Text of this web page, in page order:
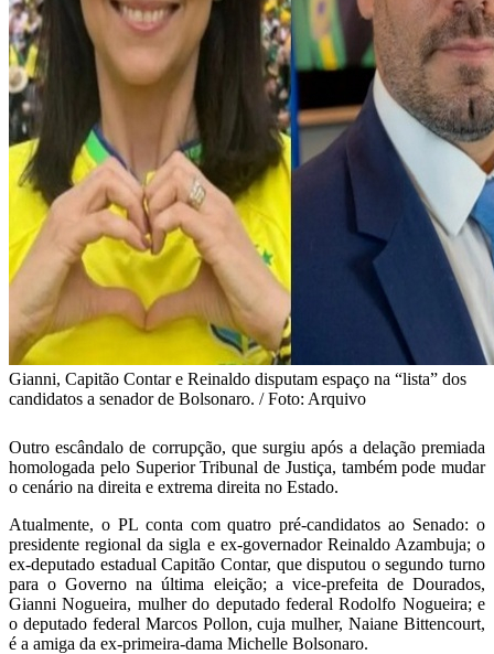
Gianni, Capitão Contar e Reinaldo disputam espaço na “lista” dos
candidatos a senador de Bolsonaro. / Foto: Arquivo
Outro escândalo de corrupção, que surgiu após a delação premiada
homologada pelo Superior Tribunal de Justiça, também pode mudar
o cenário na direita e extrema direita no Estado.
Atualmente, o PL conta com quatro pré-candidatos ao Senado: o
presidente regional da sigla e ex-governador Reinaldo Azambuja; o
ex-deputado estadual Capitão Contar, que disputou o segundo turno
para o Governo na última eleição; a vice-prefeita de Dourados,
Gianni Nogueira, mulher do deputado federal Rodolfo Nogueira; e
o deputado federal Marcos Pollon, cuja mulher, Naiane Bittencourt,
é a amiga da ex-primeira-dama Michelle Bolsonaro.